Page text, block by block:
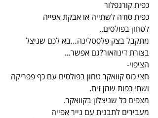
כפית קורנפלור
כפית סודה לשתייה או אבקת אפייה
לטחון בפולסים..
מתקבל בצק פלסטלינה…בא לכם שניצל
בצורת דינוזאור?גם אפשר…
הציפוי-
חצי כוס קוואקר טחון בפולסים עם כף פפריקה
ושתי כפות שמן זית.
מצפים כל שניצלון בקוואקר.
מעבירים לתבנית עם נייר אפייה